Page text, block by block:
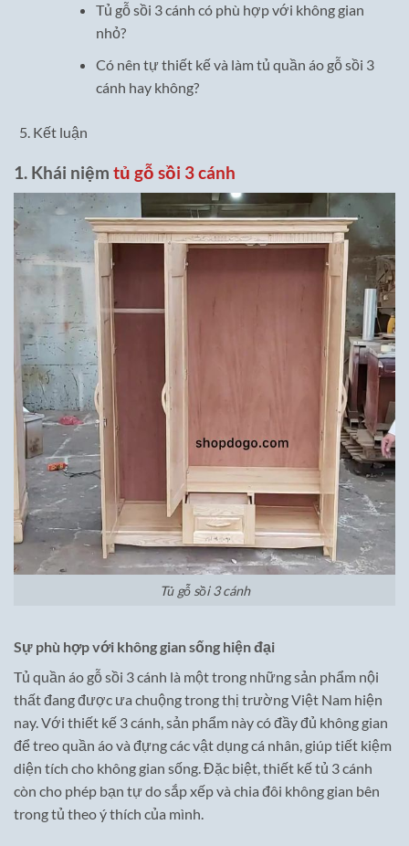
Tủ gỗ sồi 3 cánh có phù hợp với không gian
nhỏ?
Có nên tự thiết kế và làm tủ quần áo gỗ sồi 3
cánh hay không?
Kết luận
1. Khái niệm tủ gỗ sồi 3 cánh
Tủ gỗ sồi 3 cánh
Sự phù hợp với không gian sống hiện đại
Tủ quần áo gỗ sồi 3 cánh là một trong những sản phẩm nội
thất đang được ưa chuộng trong thị trường Việt Nam hiện
nay. Với thiết kế 3 cánh, sản phẩm này có đầy đủ không gian
để treo quần áo và đựng các vật dụng cá nhân, giúp tiết kiệm
diện tích cho không gian sống. Đặc biệt, thiết kế tủ 3 cánh
còn cho phép bạn tự do sắp xếp và chia đôi không gian bên
trong tủ theo ý thích của mình.